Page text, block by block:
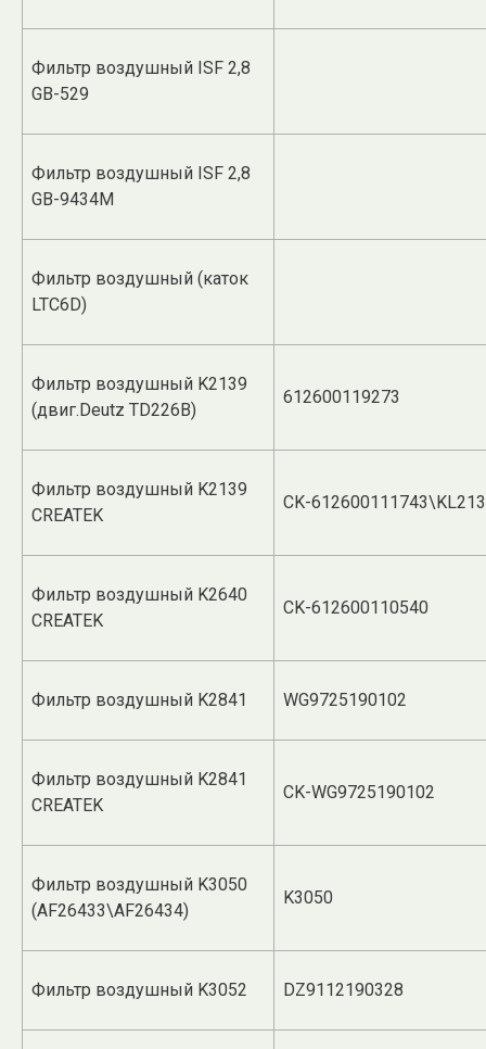
Фильтр воздушный ISF 2,8
GB-529
Фильтр воздушный ISF 2,8
GB-9434M
Фильтр воздушный (каток
LTC6D)
Фильтр воздушный K2139
(двиг.Deutz TD226B)
612600119273
Фильтр воздушный K2139
CREATEK
CK-
Фильтр воздушный K2640
CREATEK
CK-612600110540
Фильтр воздушный K2841 WG9725190102
Фильтр воздушный K2841
CREATEK
CK-WG9725190102
Фильтр воздушный K3050
(AF26433\AF26434)
K3050
Фильтр воздушный K3052 DZ9112190328